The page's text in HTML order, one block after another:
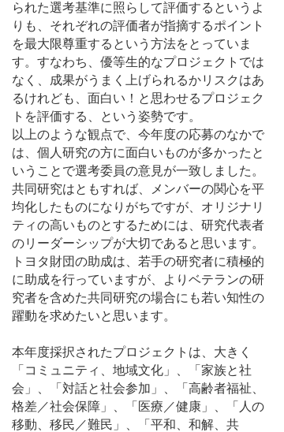
られた選考基準に照らして評価するというよ
りも、それぞれの評価者が指摘するポイント
を最大限尊重するという方法をとっていま
す。すなわち、優等生的なプロジェクトでは
なく、成果がうまく上げられるかリスクはあ
るけれども、面白い！と思わせるプロジェク
トを評価する、という姿勢です。
以上のような観点で、今年度の応募のなかで
は、個人研究の方に面白いものが多かったと
いうことで選考委員の意見が一致しました。
共同研究はともすれば、メンバーの関心を平
均化したものになりがちですが、オリジナリ
ティの高いものとするためには、研究代表者
のリーダーシップが大切であると思います。
トヨタ財団の助成は、若手の研究者に積極的
に助成を行っていますが、よりベテランの研
究者を含めた共同研究の場合にも若い知性の
躍動を求めたいと思います。
本年度採択されたプロジェクトは、大きく
「コミュニティ、地域文化」、「家族と社
会」、「対話と社会参加」、「高齢者福祉、
格差／社会保障」、「医療／健康」、「人の
移動、移民／難民」、「平和、和解、共